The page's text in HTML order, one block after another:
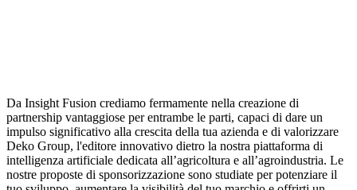
Da Insight Fusion crediamo fermamente nella creazione di
partnership vantaggiose per entrambe le parti, capaci di dare un
impulso significativo alla crescita della tua azienda e di valorizzare
Deko Group, l'editore innovativo dietro la nostra piattaforma di
intelligenza artificiale dedicata all’agricoltura e all’agroindustria. Le
nostre proposte di sponsorizzazione sono studiate per potenziare il